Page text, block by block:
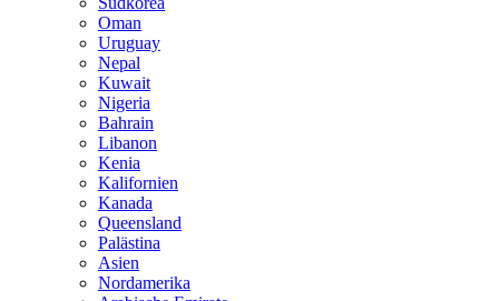
Oman
Uruguay
Nepal
Kuwait
Nigeria
Bahrain
Libanon
Kenia
Kalifornien
Kanada
Queensland
Palästina
Asien
Nordamerika